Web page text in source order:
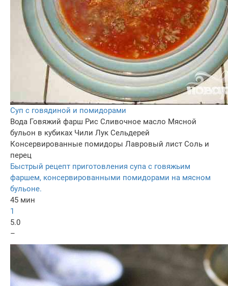
Суп с говядиной и помидорами
Вода Говяжий фарш Рис Сливочное масло Мясной
бульон в кубиках Чили Лук Сельдерей
Консервированные помидоры Лавровый лист Соль и
перец
Быстрый рецепт приготовления супа с говяжьим
фаршем, консервированными помидорами на мясном
бульоне.
45 мин
1
5.0
–